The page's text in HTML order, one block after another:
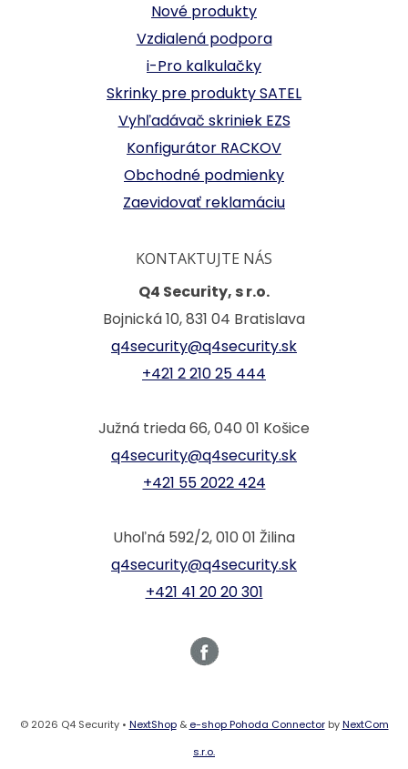
Nové produkty
Vzdialená podpora
i-Pro kalkulačky
Skrinky pre produkty SATEL
Vyhľadávač skriniek EZS
Konfigurátor RACKOV
Obchodné podmienky
Zaevidovať reklamáciu
KONTAKTUJTE NÁS
Q4 Security, s r.o.
Bojnická 10, 831 04 Bratislava
q4security@q4security.sk
+421 2 210 25 444
Južná trieda 66, 040 01 Košice
q4security@q4security.sk
+421 55 2022 424
Uhoľná 592/2, 010 01 Žilina
q4security@q4security.sk
+421 41 20 20 301
© 2026 Q4 Security • NextShop& e-shop Pohoda ConnectorbyNextCom
s.r.o.